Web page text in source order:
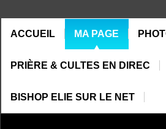
ACCUEIL MA PAGE
PRIÈRE & CULTES EN DIREC
BISHOP ELIE SUR LE NET